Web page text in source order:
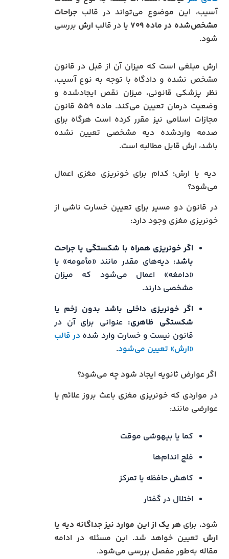
آسیب، این موضوع می‌تواند در قالبجراحات
مشخص‌شده در ماده ۷۰۹
یا در قالبارش بررسی
شود.
ارش مبلغی است که میزان آن از قبل در قانون
مشخص نشده و دادگاه با توجه به نوع آسیب،
نظر پزشکی قانونی، میزان نقص ایجادشده و
وضعیت درمان تعیین می‌کند. ماده ۵۵۹ قانون
مجازات اسلامی نیز مقرر کرده است هرگاه برای
صدمه واردشده دیه مشخصی تعیین نشده
باشد، ارش قابل مطالبه است.
دیه یا ارش؛ کدام برای خونریزی مغزی اعمال
می‌شود؟
در قانون دو مسیر برای تعیین خسارت ناشی از
خونریزی مغزی وجود دارد:
اگر خونریزی همراه با شکستگی یا جراحت
باشد: دیه‌های مقدر مانند «مأمومه» یا
«دامغه» اعمال می‌شود که میزان
مشخصی دارند.
اگر خونریزی داخلی باشد بدون زخم یا
شکستگی ظاهری: عنوانی برای آن در
قانون نیست و خسارت وارد شدهدر قالب
«ارش» تعیین می‌شود.
اگر عوارض ثانویه ایجاد شود چه می‌شود؟
در مواردی که خونریزی مغزی باعث بروز علائم یا
عوارضی مانند:
کما یا بیهوشی موقت
فلج اندام‌ها
کاهش حافظه یا تمرکز
اختلال در گفتار
شود، برای هر یک از این موارد نیز جداگانه دیه یا
ارش تعیین خواهد شد. این مسئله در ادامه
مقاله به‌طور مفصل بررسی می‌شود.